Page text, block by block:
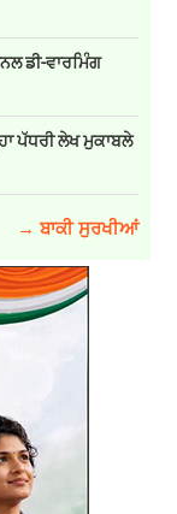
ਡੀ-ਵਾਰਮਿੰਗ
ਪੱਧਰੀ ਲੇਖ ਮੁਕਾਬਲੇ
→ ਬਾਕੀ ਸੁਰਖੀਆਂ